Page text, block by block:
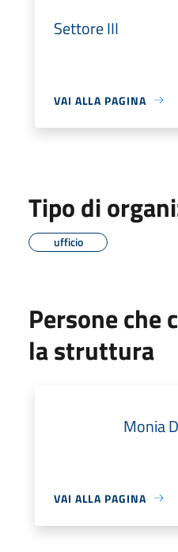
Settore III
VAI ALLA PAGINA
Tipo di
ufficio
Persone che
la struttura
Monia
VAI ALLA PAGINA